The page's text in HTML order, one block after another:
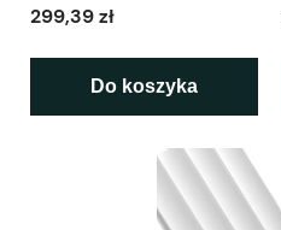
299,39 zł
Do koszyka